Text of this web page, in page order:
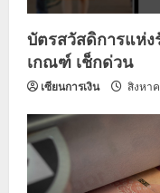
บัตรสวัสดิการแห่ง
เกณฑ์ เช็กด่วน
เซียนการเงิน สิงหา